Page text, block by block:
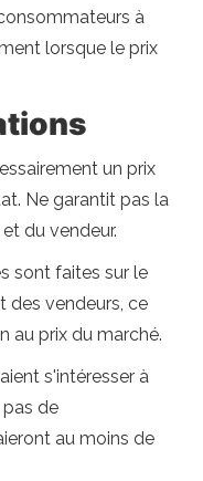
à
lorsque le prix
un prix
Ne garantit pas la
du vendeur.
sont faites sur le
des vendeurs, ce
au prix du marché.
s'intéresser à
de
au moins de